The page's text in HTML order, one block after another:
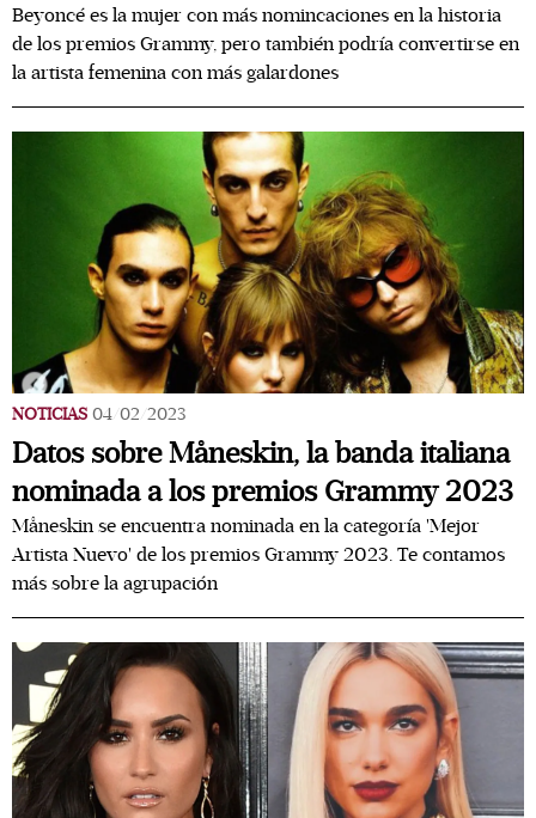
Beyoncé es la mujer con más nomincaciones en la historia
de los premios Grammy, pero también podría convertirse en
la artista femenina con más galardones
NOTICIAS 04/02/2023
Datos sobre Måneskin, la banda italiana
nominada a los premios Grammy 2023
Måneskin se encuentra nominada en la categoría 'Mejor
Artista Nuevo' de los premios Grammy 2023. Te contamos
más sobre la agrupación